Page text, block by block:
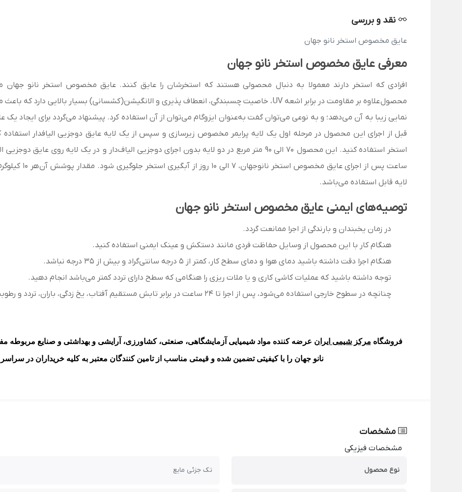
نقد و بررسی
عایق مخصوص استخر نانو جهان
معرفی عایق مخصوص استخر نانو جهان
افرادی که استخر دارند معمولا به دنبال محصولی هستند که استخرشان را عایق کنند. عایق مخصوص استخر نانو جهان
محصول
نمایی زیبا به آن می‌دهد؛ و به نوعی می‌توان گفت به‌عنوان ایزوگام می‌توان از آن استفاده کرد.
قبل از اجرای این محصول در مرحله اول یک لایه پرایمر مخصوص زیرسازی و سپس از یک لایه عایق دوجزیی الیافدار
استخر استفاده کنید. این محصول 70 الی 90 متر مربع در دو لایه بدون اجرای دوجزیی الیاف‌دار و در یک لایه روی عایق دوجزیی الیاف دار برای 80 متر مربع پوشش می‌دهد.
ساعت پس از اجرای عایق مخصوص استخر نانوجهان، 7 الی 10 روز از آبگیری استخر جلوگیری شود.
مقدار پوشش آن
لایه قابل استفاده می‌باشد.
توصیه‌های ایمنی عایق مخصوص استخر نانو جهان
در زمان یخبندان و بارندگی از اجرا ممانعت گردد.
هنگام کار با این محصول از وسایل حفاظت فردی مانند دستکش و عینک ایمنی استفاده کنید.
هنگام اجرا دقت داشته باشید دمای هوا و دمای سطح کار، کمتر از 5 درجه سانتی‌گراد و بیش از 35 درجه نباشد.
توجه داشته باشید که عملیات کاشی کاری و یا ملات ریزی را هنگامی که سطح دارای تردد کمتر می‌باشد انجام دهید.
چنانچه در سطوح خارجی استفاده می‌شود، پس از اجرا تا 24 ساعت در برابر تابش مستقیم آفتاب، یخ زدگی، باران، تردد و رطوبت شدید محافظت شود.
فروشگاه مرکز شیمی ایران عرضه کننده مواد شیمیایی آزمایشگاهی، صنعتی، کشاورزی، آرایشی و بهداشتی و صنایع مربوطه
نانو جهان را با کیفیتی تضمین شده و قیمتی مناسب از تامین کنندگان معتبر به کلیه خریداران در
مشخصات
مشخصات فیزیکی
نوع محصول تک جزئی مایع